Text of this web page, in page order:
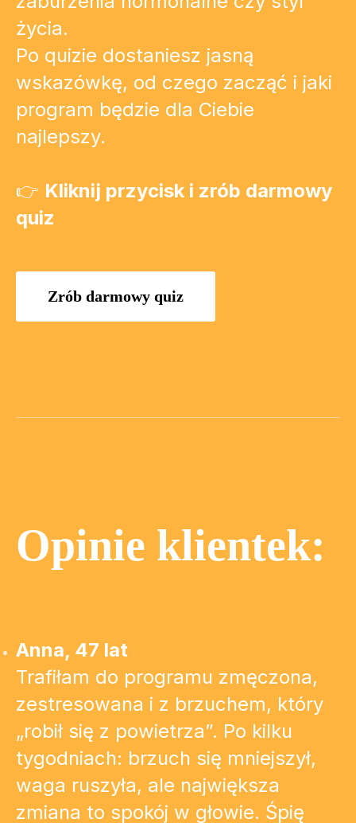
życia.
Po quizie dostaniesz jasną
wskazówkę, od czego zacząć i jaki
program będzie dla Ciebie
najlepszy.
👉 Kliknij przycisk i zrób darmowy
quiz
Zrób darmowy quiz
Opinie klientek:
Anna, 47 lat
Trafiłam do programu zmęczona,
zestresowana i z brzuchem, który
„robił się z powietrza”. Po kilku
tygodniach: brzuch się mniejszył,
waga ruszyła, ale największa
zmiana to spokój w głowie. Śpię